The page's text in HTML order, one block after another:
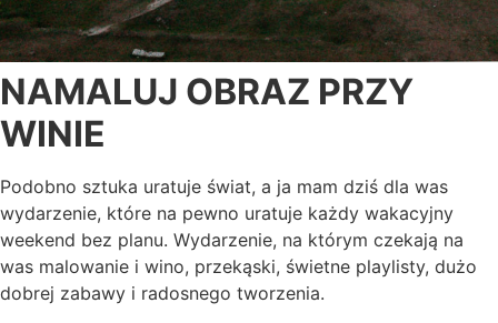
NAMALUJ OBRAZ PRZY
WINIE
Podobno sztuka uratuje świat, a ja mam dziś dla was
wydarzenie, które na pewno uratuje każdy wakacyjny
weekend bez planu. Wydarzenie, na którym czekają na
was malowanie i wino, przekąski, świetne playlisty, dużo
dobrej zabawy i radosnego tworzenia.